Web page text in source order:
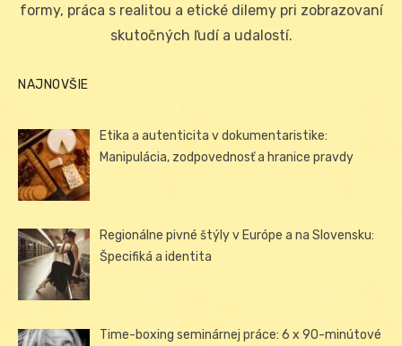
formy, práca s realitou a etické dilemy pri zobrazovaní
skutočných ľudí a udalostí.
NAJNOVŠIE
Etika a autenticita v dokumentaristike:
Manipulácia, zodpovednosť a hranice pravdy
Regionálne pivné štýly v Európe a na Slovensku:
Špecifiká a identita
Time-boxing seminárnej práce: 6 x 90-minútové